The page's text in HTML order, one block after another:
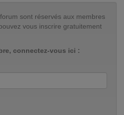
forum sont réservés aux membres
vous inscrire gratuitement
connectez-vous ici :